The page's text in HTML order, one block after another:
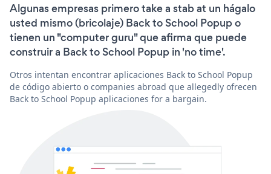
Algunas empresas primero take a stab at un hágalo
usted mismo (bricolaje) Back to School Popup o
tienen un "computer guru" que afirma que puede
construir a Back to School Popup in 'no time'.
Otros intentan encontrar aplicaciones Back to School Popup
de código abierto o companies abroad que allegedly ofrecen
Back to School Popup aplicaciones for a bargain.